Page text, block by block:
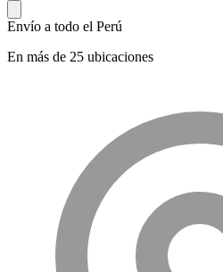
Envío a todo el Perú
En más de 25 ubicaciones